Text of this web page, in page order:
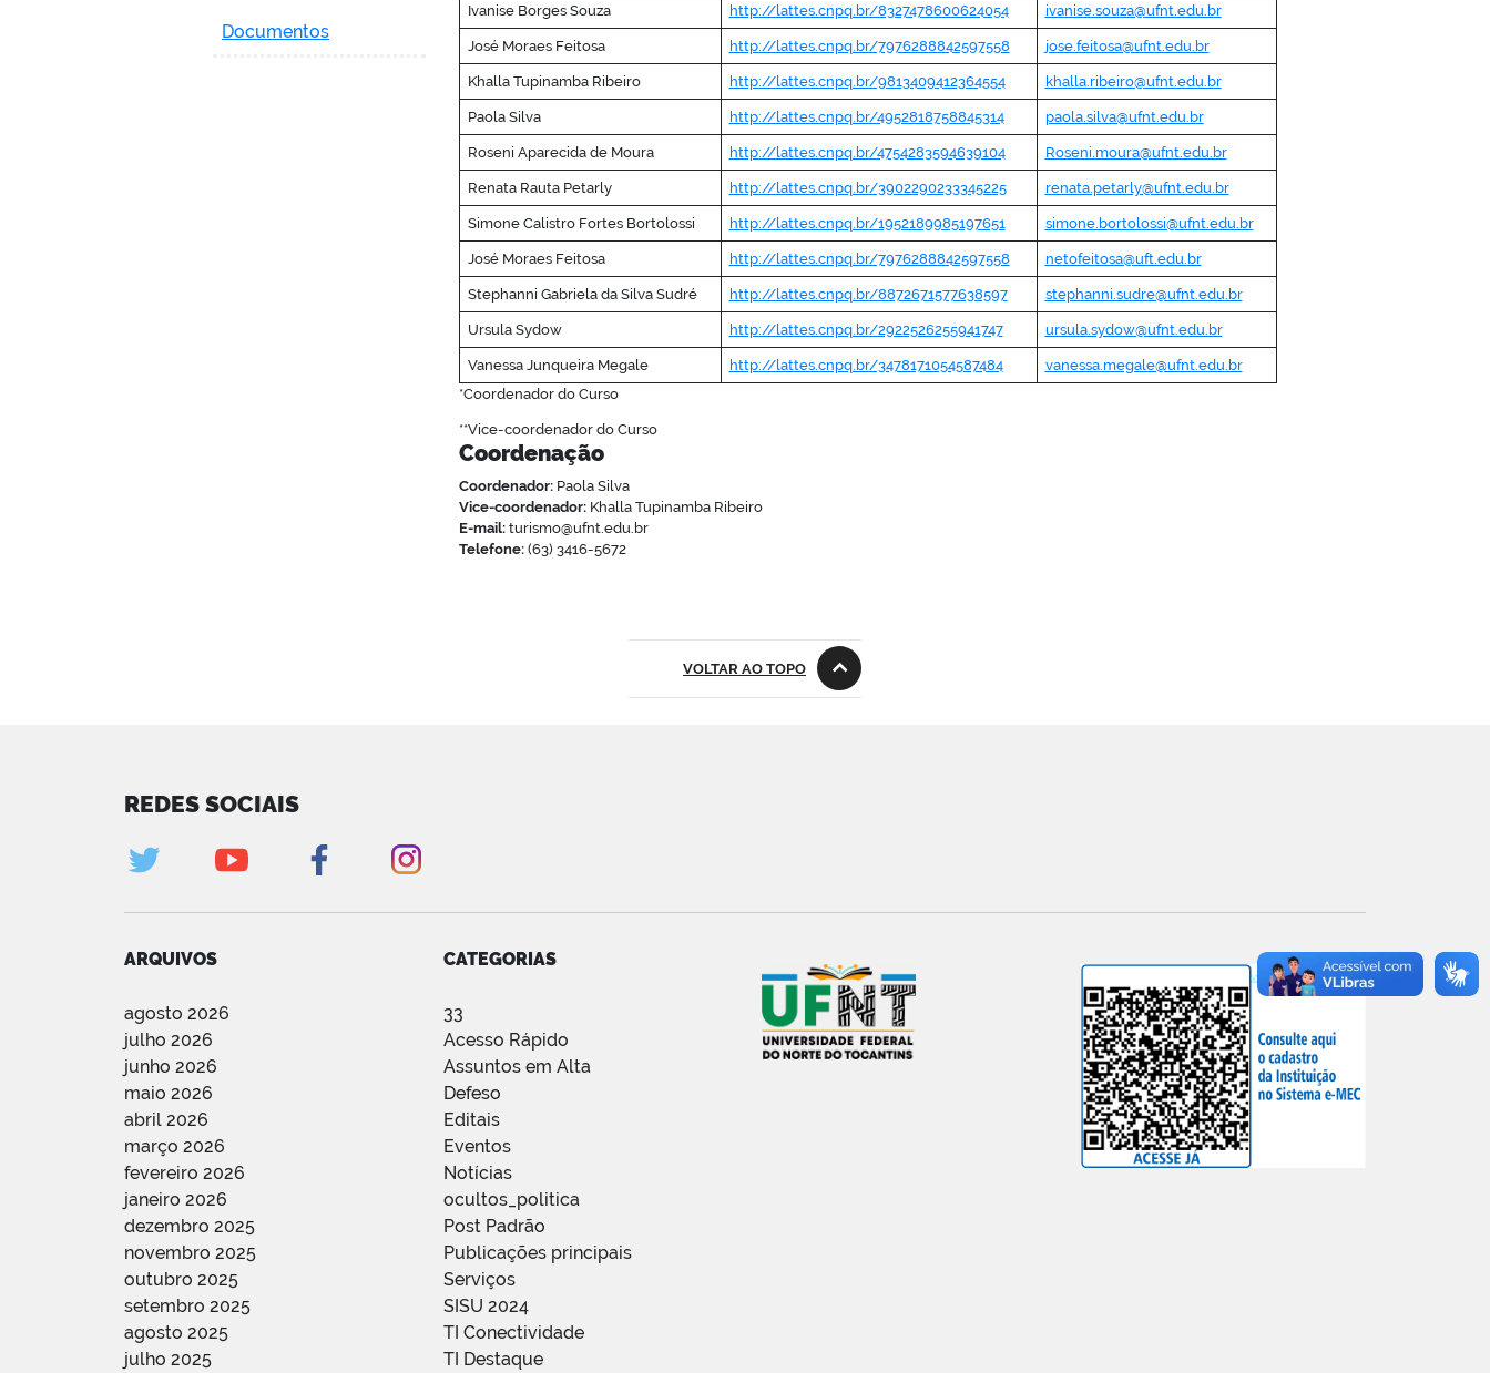
Documentos
Ivanise Borges Souza http://lattes.cnpq.br/8327478600624054 ivanise.souza@ufnt.edu.br
José Moraes Feitosa http://lattes.cnpq.br/7976288842597558 jose.feitosa@ufnt.edu.br
Khalla Tupinamba Ribeiro http://lattes.cnpq.br/9813409412364554 khalla.ribeiro@ufnt.edu.br
Paola Silva http://lattes.cnpq.br/4952818758845314 paola.silva@ufnt.edu.br
Roseni Aparecida de Moura http://lattes.cnpq.br/4754283594639104 Roseni.moura@ufnt.edu.br
Renata Rauta Petarly http://lattes.cnpq.br/3902290233345225 renata.petarly@ufnt.edu.br
Simone Calistro Fortes Bortolossi http://lattes.cnpq.br/1952189985197651 simone.bortolossi@ufnt.edu.br
José Moraes Feitosa http://lattes.cnpq.br/7976288842597558 netofeitosa@uft.edu.br
Stephanni Gabriela da Silva Sudré http://lattes.cnpq.br/8872671577638597 stephanni.sudre@ufnt.edu.br
Ursula Sydow http://lattes.cnpq.br/2922526255941747 ursula.sydow@ufnt.edu.br
Vanessa Junqueira Megale http://lattes.cnpq.br/3478171054587484
vanessa.megale@ufnt.edu.br
*Coordenador do Curso
**Vice-coordenador do Curso
Coordenação
Coordenador: Paola Silva
Vice-coordenador: Khalla Tupinamba Ribeiro
E-mail: turismo@ufnt.edu.br
Telefone: (63) 3416-5672
VOLTAR AO TOPO
REDES SOCIAIS
ARQUIVOS
agosto 2026
julho 2026
junho 2026
maio 2026
abril 2026
março 2026
fevereiro 2026
janeiro 2026
dezembro 2025
novembro 2025
outubro 2025
setembro 2025
agosto 2025
julho 2025
CATEGORIAS
33
Acesso Rápido
Assuntos em Alta
Defeso
Editais
Eventos
Notícias
ocultos_politica
Post Padrão
Publicações principais
Serviços
SISU 2024
TI Conectividade
TI Destaque